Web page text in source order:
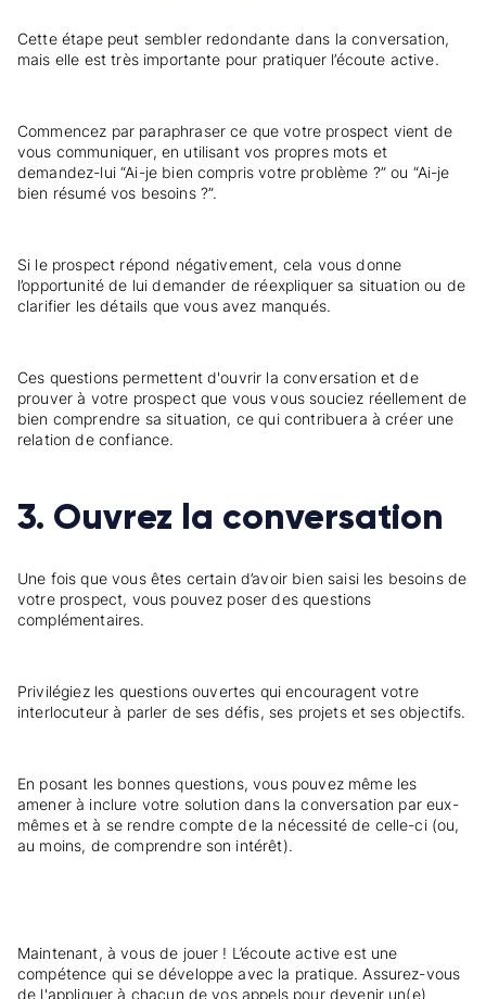
Cette étape peut sembler redondante dans la conversation,
mais elle est très importante pour pratiquer l’écoute active.
Commencez par paraphraser ce que votre prospect vient de
vous communiquer, en utilisant vos propres mots et
demandez-lui “Ai-je bien compris votre problème ?” ou “Ai-je
bien résumé vos besoins ?”.
Si le prospect répond négativement, cela vous donne
l’opportunité de lui demander de réexpliquer sa situation ou de
clarifier les détails que vous avez manqués.
Ces questions permettent d'ouvrir la conversation et de
prouver à votre prospect que vous vous souciez réellement de
bien comprendre sa situation, ce qui contribuera à créer une
relation de confiance.
3. Ouvrez la conversation
Une fois que vous êtes certain d’avoir bien saisi les besoins de
votre prospect, vous pouvez poser des questions
complémentaires.
Privilégiez les questions ouvertes qui encouragent votre
interlocuteur à parler de ses défis, ses projets et ses objectifs.
En posant les bonnes questions, vous pouvez même les
amener à inclure votre solution dans la conversation par eux-
mêmes et à se rendre compte de la nécessité de celle-ci (ou,
au moins, de comprendre son intérêt).
Maintenant, à vous de jouer ! L’écoute active est une
compétence qui se développe avec la pratique. Assurez-vous
de l'appliquer à chacun de vos appels pour devenir un(e)